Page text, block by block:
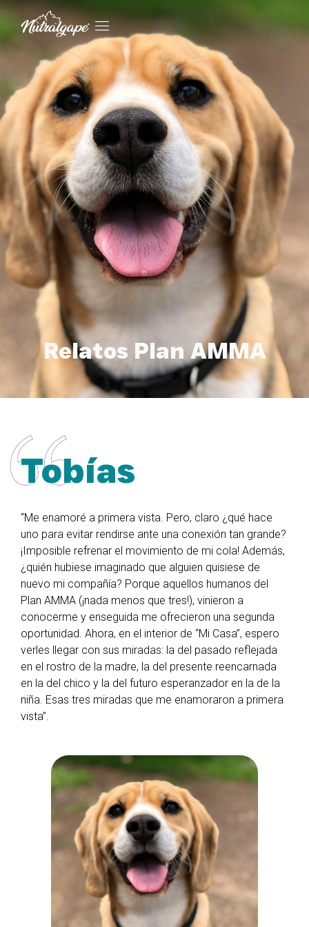
Relatos Plan AMMA
Tobías
“Me enamoré a primera vista. Pero, claro ¿qué hace
uno para evitar rendirse ante una conexión tan grande?
¡Imposible refrenar el movimiento de mi cola! Además,
¿quién hubiese imaginado que alguien quisiese de
nuevo mi compañía? Porque aquellos humanos del
Plan AMMA (¡nada menos que tres!), vinieron a
conocerme y enseguida me ofrecieron una segunda
oportunidad. Ahora, en el interior de “Mi Casa”, espero
verles llegar con sus miradas: la del pasado reflejada
en el rostro de la madre, la del presente reencarnada
en la del chico y la del futuro esperanzador en la de la
niña. Esas tres miradas que me enamoraron a primera
vista”.